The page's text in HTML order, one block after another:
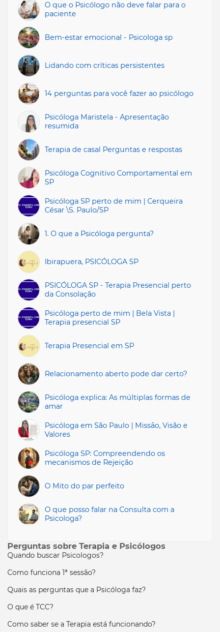
O que o Psicólogo não deve falar para o
paciente
Bem-estar emocional - Psicologa sp
Lidando com críticas persistentes
14 perguntas para você fazer ao psicólogo
Psicóloga Maristela - Apresentação
resumida
Terapia de casal Perguntas e respostas
Psicóloga Cognitivo Comportamental em
SP
Psicóloga SP perto de mim | Cerqueira
César \S. Paulo/SP
1. O que a Psicóloga pergunta?
Ibirapuera, PSICÓLOGA SP
PSICÓLOGA SP - Terapia Presencial perto
da Consolação
Psicóloga perto de mim | Bela Vista |
Terapia presencial SP
Terapia Presencial em SP
Relacionamento aberto pode dar certo?
Psicóloga explica: As múltiplas formas de
amar
Psicóloga em São Paulo | Missāo, Visão e
Valores
Psicóloga SP: Compreendendo os
mecanismos de Rejeição
O Mito do par perfeito
O que posso falar na Consulta com a
Psicologa?
Perguntas sobre Terapia e Psicólogos
Quando buscar Psicologos?
Como funciona 1ª sessão?
Quais as perguntas que a Psicóloga faz?
O que é TCC?
Como saber se a Terapia está funcionando?